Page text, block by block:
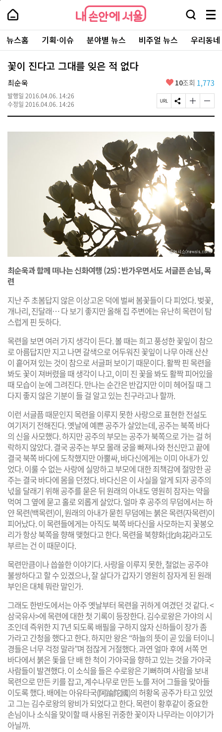
본
로
가
내
손
안
에
서
울
-
서
울
시
대
표
소
포
내
손
에
울
검
창
열
기
메
뉴
전
체
보
주
요
서
뉴스홈 기획·이슈 분야별 뉴스 비주얼 뉴스 우리동
꽃이 진다고 그대를 잊은 적 없다
최순욱
발행일 2016.04.06. 14:26
수정일 2016.04.06. 14:26
좋
요
10조회 1,773
페
이
R
사
S
N
유
기
글
자
기
크
변
경
하
기
글
자
기
작
변
경
하
기
최순욱과 함께 떠나는 신화여행 (25) : 반가우면서도 서글픈 손님, 목
련
지난 주 초봄답지 않은 이상고온 덕에 벌써 봄꽃들이 다 피었다. 벚꽃,
개나리, 진달래… 다 보기 좋지만 올해 집 주변에는 유난히 목련이 탐
스럽게 핀 듯하다.
목련을 보면 여러 가지 생각이 든다. 볼 때는 희고 풍성한 꽃잎이 참으
로 아름답지만 지고 나면 갈색으로 어두워진 꽃잎이 나무 아래 산산
이 흩어져 있는 것이 참으로 서글퍼 보이기 때문이다. 활짝 핀 목련을
봐도 꽃이 져버렸을 때 생각이 나고, 이미 진 꽃을 봐도 활짝 피어있을
때 모습이 눈에 그려진다. 만나는 순간은 반갑지만 이미 헤어질 때 그
다지 좋지 않은 기분이 들 걸 알고 있는 친구라고나 할까.
이런 서글픔 때문인지 목련을 이루지 못한 사랑으로 표현한 전설도
여기저기 전해진다. 옛날에 예쁜 공주가 살았는데, 공주는 북쪽 바다
의 신을 사모했다. 하지만 공주의 부모는 공주가 북쪽으로 가는 걸 허
락하지 않았다. 결국 공주는 부모 몰래 궁을 빠져나와 천신만고 끝에
결국 북쪽 바다에 도착했지만 아뿔싸, 바다신에게는 이미 아내가 있
었다. 이룰 수 없는 사랑에 실망하고 부모에 대한 죄책감에 절망한 공
주는 결국 바다에 몸을 던졌다. 바다신은 이 사실을 알게 되자 공주의
넋을 달래기 위해 공주를 묻은 뒤 원래의 아내도 영원히 잠자는 약을
먹여 그 옆에 묻고 홀로 외롭게 살았다. 얼마 후 공주의 무덤에서는 하
얀 목련(백목련)이, 원래의 아내가 묻힌 무덤에는 붉은 목련(자목련)이
피어났다. 이 목련들에게는 아직도 북쪽 바다신을 사모하는지 꽃봉오
리가 항상 북쪽을 향해 맺혔다고 한다. 목련을 북향화(北向花)라고도
부르는 건 이 때문이다.
목련만큼이나 씁쓸한 이야기다. 사랑을 이루지 못한, 철없는 공주야
불쌍하다고 할 수 있겠으나, 잘 살다가 갑자기 영원히 잠자게 된 원래
부인은 대체 뭐란 말인가.
그래도 한반도에서는 아주 옛날부터 목련을 귀하게 여겼던 것 같다. <
삼국유사>에 목련에 대한 첫 기록이 등장한다. 김수로왕은 가야의 시
조인데 즉위한 지 7년 되도록 배필을 구하지 않자 신하들이 장가 좀
가라고 간청을 했다고 한다. 하지만 왕은 “하늘의 뜻이 곧 있을 터이니
경들은 너무 걱정 말라”며 점잖게 거절했다. 과연 얼마 후에 서쪽 먼
바다에서 붉은 돛을 단 배 한 척이 가야국을 향하고 있는 것을 가야국
사람들이 발견했다. 이 소식을 들은 수로왕은 기뻐하며 사람을 보내
목련으로 만든 키를 잡고, 계수나무로 만든 노를 저어 그들을 맞아들
이도록 했다. 배에는 아유타국(阿踰陀國)의 허황옥 공주가 타고 있었
고 그는 김수로왕의 왕비가 되었다고 한다. 목련이 황후같이 중요한
손님이나 소식을 맞이할 때 사용된 귀중한 꽃이자 나무라는 이야기가
아닐까.
페
상
단
로